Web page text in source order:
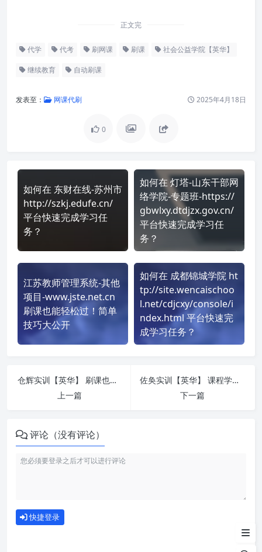
正文完
代学 代考 刷网课 刷课 社会公益学院【英华】
继续教育 自动刷课
发表至： 网课代刷 2025年4月18日
0
如何在 东财在线-苏州市
http://szkj.edufe.cn/
平台快速完成学习任
务？
如何在 灯塔-山东干部网
络学院-专题班-https://
gbwlxy.dtdjzx.gov.cn/
平台快速完成学习任
务？
江苏教师管理系统-其他
项目-www.jste.net.cn
刷课也能轻松过！简单
技巧大公开
如何在 成都锦城学院 ht
tp://site.wencaischoo
l.net/cdjcxy/console/i
ndex.html 平台快速完
成学习任务？
仓辉实训【英华】 刷课也能轻松过！简单技巧大公开
上一篇
佐奂实训【英华】 课程学习无压力！教你高效刷题技巧
下一篇
评论（没有评论）
快捷登录